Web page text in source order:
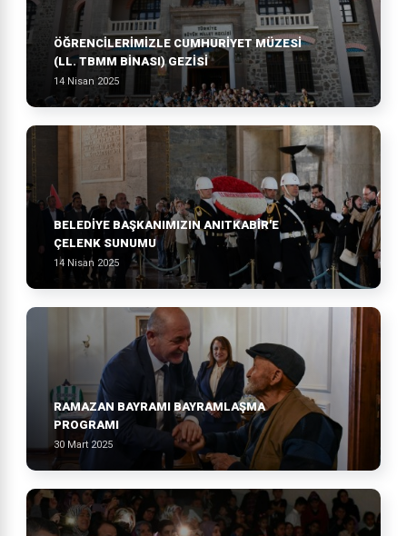
ÖĞRENCİLERİMİZLE CUMHURİYET MÜZESİ
(LL. TBMM BİNASI) GEZİSİ
14 Nisan 2025
BELEDİYE BAŞKANIMIZIN ANITKABİR'E
ÇELENK SUNUMU
14 Nisan 2025
RAMAZAN BAYRAMI BAYRAMLAŞMA
PROGRAMI
30 Mart 2025